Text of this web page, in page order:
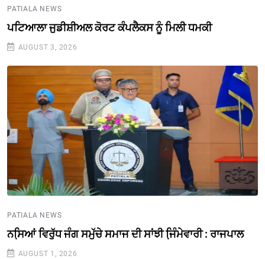
PATIALA NEWS
ਪਟਿਆਲਾ ਜੁਡੀਸ਼ੀਅਲ ਕੋਰਟ ਕੰਪਲੈਕਸ ਨੂੰ ਮਿਲੀ ਧਮਕੀ
AUGUST 3, 2026
PATIALA NEWS
ਨਸਿ਼ਆਂ ਵਿਰੁੱਧ ਜੰਗ ਸਮੁੱਚੇ ਸਮਾਜ ਦੀ ਸਾਂਝੀ ਜਿ਼ੰਮੇਵਾਰੀ : ਰਾਜਪਾਲ
AUGUST 1, 2026